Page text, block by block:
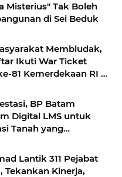
Misterius" Tak Boleh
di Sei Beduk
Membludak,
Ikuti War Ticket
81 Kemerdekaan RI di
BP Batam
Digital LMS untuk
Tanah yang
Lantik 311 Pejabat
Tekankan Kinerja,